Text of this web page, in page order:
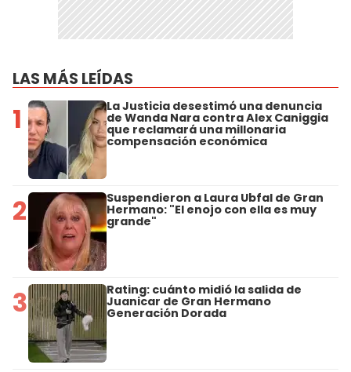
LAS MÁS LEÍDAS
1 La Justicia desestimó una denuncia
de Wanda Nara contra Alex Caniggia
que reclamará una millonaria
compensación económica
2 Suspendieron a Laura Ubfal de Gran
Hermano: "El enojo con ella es muy
grande"
3 Rating: cuánto midió la salida de
Juanicar de Gran Hermano
Generación Dorada